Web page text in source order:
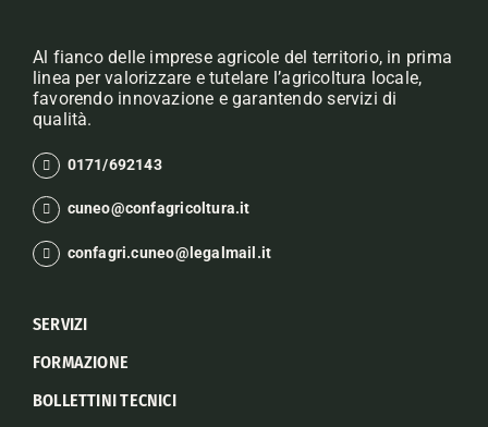
Al fianco delle imprese agricole del territorio, in prima
linea per valorizzare e tutelare l’agricoltura locale,
favorendo innovazione e garantendo servizi di
qualità.
0171/692143
cuneo@confagricoltura.it
confagri.cuneo@legalmail.it
SERVIZI
FORMAZIONE
BOLLETTINI TECNICI